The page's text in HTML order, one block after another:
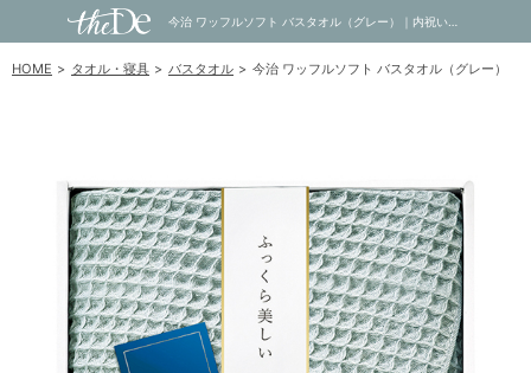
HOME タオル・寝具 バスタオル 今治 ワッフルソフト バスタオル（グレー）